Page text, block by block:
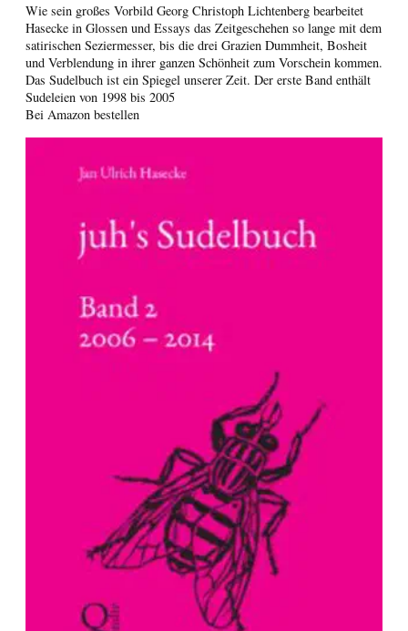
Wie sein großes Vorbild Georg Christoph Lichtenberg bearbeitet
Hasecke in Glossen und Essays das Zeitgeschehen so lange mit dem
satirischen Seziermesser, bis die drei Grazien Dummheit, Bosheit
und Verblendung in ihrer ganzen Schönheit zum Vorschein kommen.
Das Sudelbuch ist ein Spiegel unserer Zeit. Der erste Band enthält
Sudeleien von 1998 bis 2005
Bei Amazon bestellen